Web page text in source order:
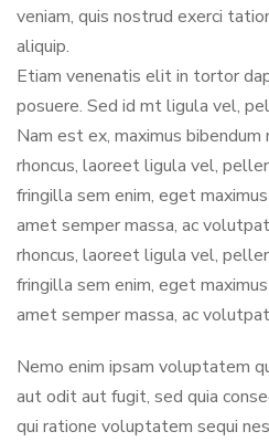
veniam, quis nostrud exerci
aliquip.
Etiam venenatis elit in tortor
posuere. Sed id mt ligula vel,
Nam est ex, maximus bibendum
rhoncus, laoreet ligula vel,
fringilla sem enim, eget
amet semper massa, ac
rhoncus, laoreet ligula vel,
fringilla sem enim, eget
amet semper massa, ac
Nemo enim ipsam voluptatem
aut odit aut fugit, sed quia
qui ratione voluptatem sequi